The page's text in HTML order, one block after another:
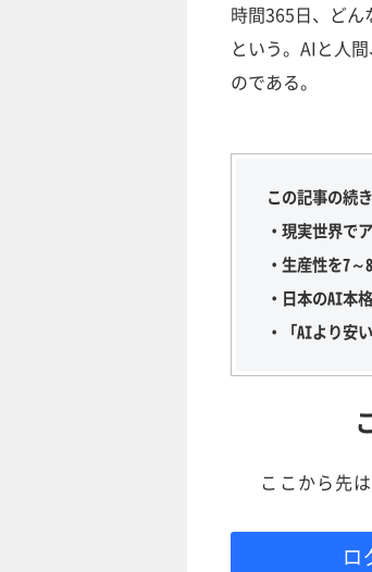
時間365日、ど
という。AIと人
のである。
この記事の続
・現実世界で
・生産性を7
・日本のAI本
・「AIより安
ここから先
ロ